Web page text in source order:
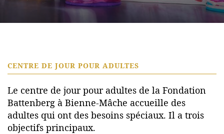
CENTRE DE JOUR POUR ADULTES
Le centre de jour pour adultes de la Fondation
Battenberg à Bienne-Mâche accueille des
adultes qui ont des besoins spéciaux. Il a trois
objectifs principaux.